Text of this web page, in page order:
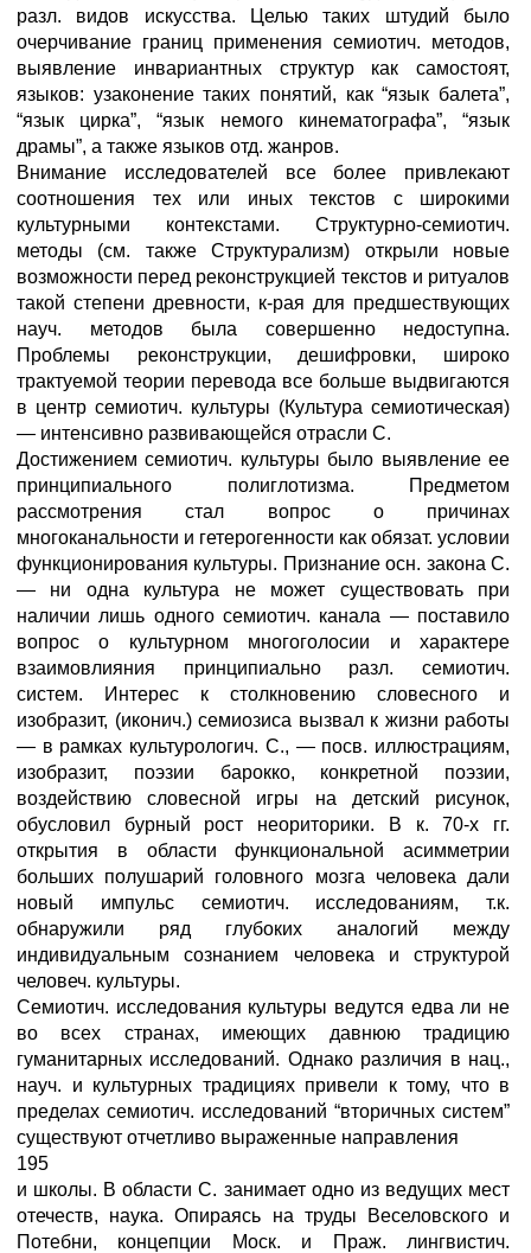
разл. видов искусства. Целью таких штудий было
очерчивание границ применения семиотич. методов,
выявление инвариантных структур как самостоят,
языков: узаконение таких понятий, как “язык балета”,
“язык цирка”, “язык немого кинематографа”, “язык
драмы”, а также языков отд. жанров.
Внимание исследователей все более привлекают
соотношения тех или иных текстов с широкими
культурными контекстами. Структурно-семиотич.
методы (см. также Структурализм) открыли новые
возможности перед реконструкцией текстов и ритуалов
такой степени древности, к-рая для предшествующих
науч. методов была совершенно недоступна.
Проблемы реконструкции, дешифровки, широко
трактуемой теории перевода все больше выдвигаются
в центр семиотич. культуры (Культура семиотическая)
— интенсивно развивающейся отрасли С.
Достижением семиотич. культуры было выявление ее
принципиального полиглотизма. Предметом
рассмотрения стал вопрос о причинах
многоканальности и гетерогенности как обязат. условии
функционирования культуры. Признание осн. закона С.
— ни одна культура не может существовать при
наличии лишь одного семиотич. канала — поставило
вопрос о культурном многоголосии и характере
взаимовлияния принципиально разл. семиотич.
систем. Интерес к столкновению словесного и
изобразит, (иконич.) семиозиса вызвал к жизни работы
— в рамках культурологич. С., — посв. иллюстрациям,
изобразит, поэзии барокко, конкретной поэзии,
воздействию словесной игры на детский рисунок,
обусловил бурный рост неориторики. В к. 70-х гг.
открытия в области функциональной асимметрии
больших полушарий головного мозга человека дали
новый импульс семиотич. исследованиям, т.к.
обнаружили ряд глубоких аналогий между
индивидуальным сознанием человека и структурой
человеч. культуры.
Семиотич. исследования культуры ведутся едва ли не
во всех странах, имеющих давнюю традицию
гуманитарных исследований. Однако различия в нац.,
науч. и культурных традициях привели к тому, что в
пределах семиотич. исследований “вторичных систем”
существуют отчетливо выраженные направления
195
и школы. В области С. занимает одно из ведущих мест
отечеств, наука. Опираясь на труды Веселовского и
Потебни, концепции Моск. и Праж. лингвистич.